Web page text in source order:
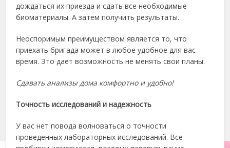
дождаться их приезда и сдать все необходимые
биоматериалы. А затем получить результаты.
Неоспоримым преимуществом является то, что
приехать бригада может в любое удобное для вас
время. Это дает возможность не менять свои планы.
Сдавать анализы дома комфортно и удобно!
Точность исследований и надежность
У вас нет повода волноваться о точности
проведенных лабораторных исследований. Все